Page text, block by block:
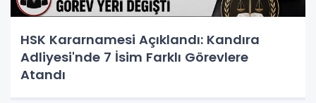
HSK Kararnamesi Açıklandı: Kandıra
Adliyesi'nde 7 İsim Farklı Görevlere
Atandı